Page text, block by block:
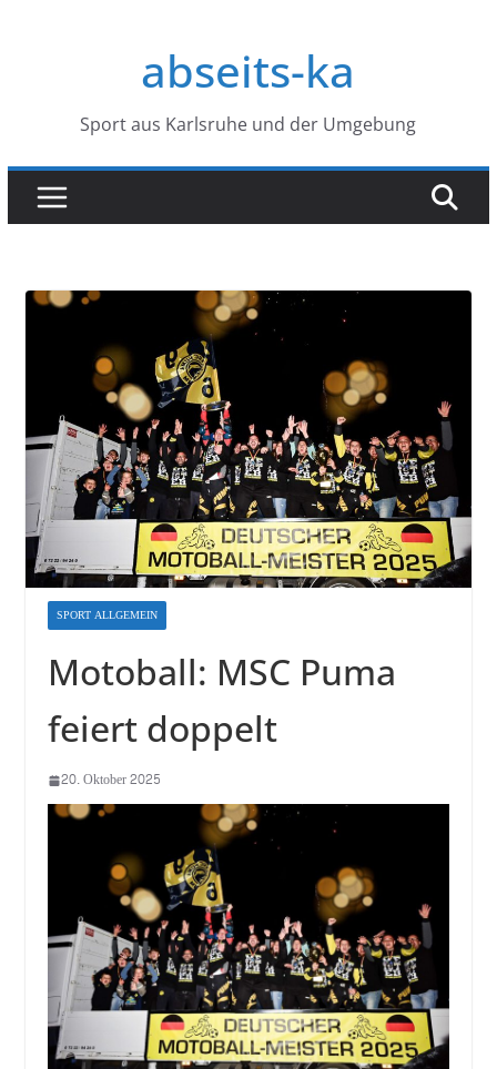
abseits-ka
Sport aus Karlsruhe und der Umgebung
SPORT ALLGEMEIN
Motoball: MSC Puma
feiert doppelt
20. Oktober 2025